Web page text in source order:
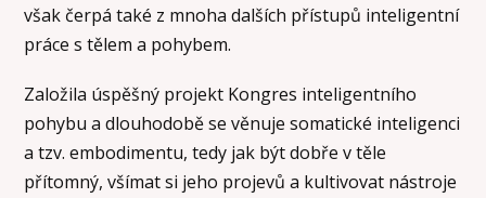
však čerpá také z mnoha dalších přístupů inteligentní
práce s tělem a pohybem.
Založila úspěšný projekt Kongres inteligentního
pohybu a dlouhodobě se věnuje somatické inteligenci
a tzv. embodimentu, tedy jak být dobře v těle
přítomný, všímat si jeho projevů a kultivovat nástroje